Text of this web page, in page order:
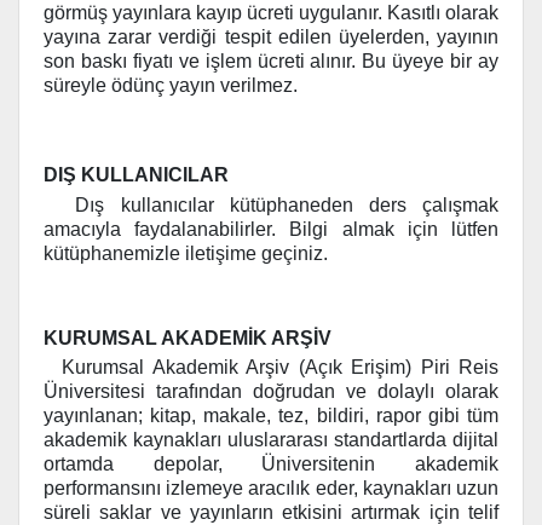
görmüş yayınlara kayıp ücreti uygulanır. Kasıtlı olarak
yayına zarar verdiği tespit edilen üyelerden, yayının
son baskı fiyatı ve işlem ücreti alınır. Bu üyeye bir ay
süreyle ödünç yayın verilmez.
DIŞ KULLANICILAR
Dış kullanıcılar kütüphaneden ders çalışmak
amacıyla faydalanabilirler. Bilgi almak için lütfen
kütüphanemizle iletişime geçiniz.
KURUMSAL AKADEMİK ARŞİV
Kurumsal Akademik Arşiv (Açık Erişim) Piri Reis
Üniversitesi tarafından doğrudan ve dolaylı olarak
yayınlanan; kitap, makale, tez, bildiri, rapor gibi tüm
akademik kaynakları uluslararası standartlarda dijital
ortamda depolar, Üniversitenin akademik
performansını izlemeye aracılık eder, kaynakları uzun
süreli saklar ve yayınların etkisini artırmak için telif